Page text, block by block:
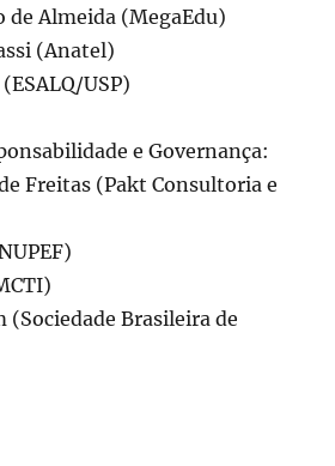
de Almeida (MegaEdu)
(Anatel)
USP)
e Governança:
Freitas (Pakt Consultoria e
(Sociedade Brasileira de